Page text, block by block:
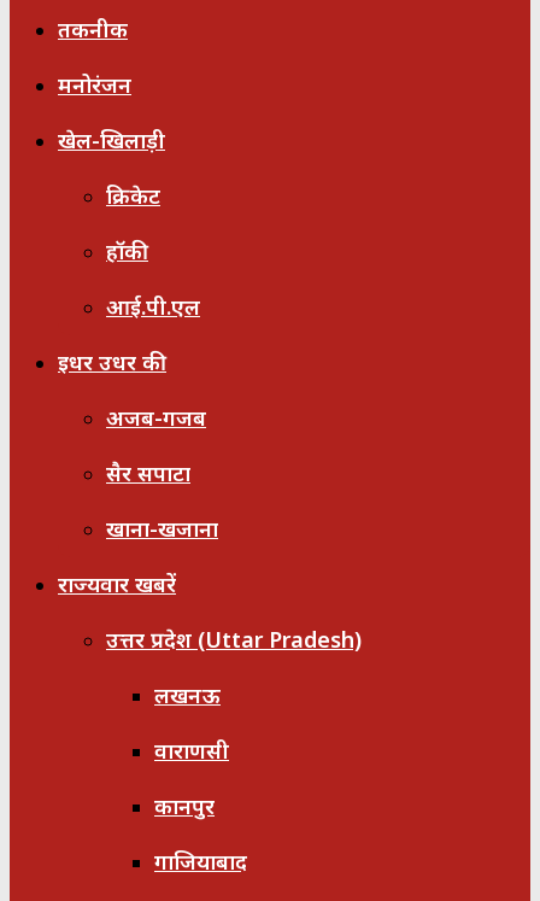
तकनीक
मनोरंजन
खेल-खिलाड़ी
क्रिकेट
हॉकी
आई.पी.एल
इधर उधर की
अजब-गजब
सैर सपाटा
खाना-खजाना
राज्यवार खबरें
उत्तर प्रदेश (Uttar Pradesh)
लखनऊ
वाराणसी
कानपुर
गाजियाबाद